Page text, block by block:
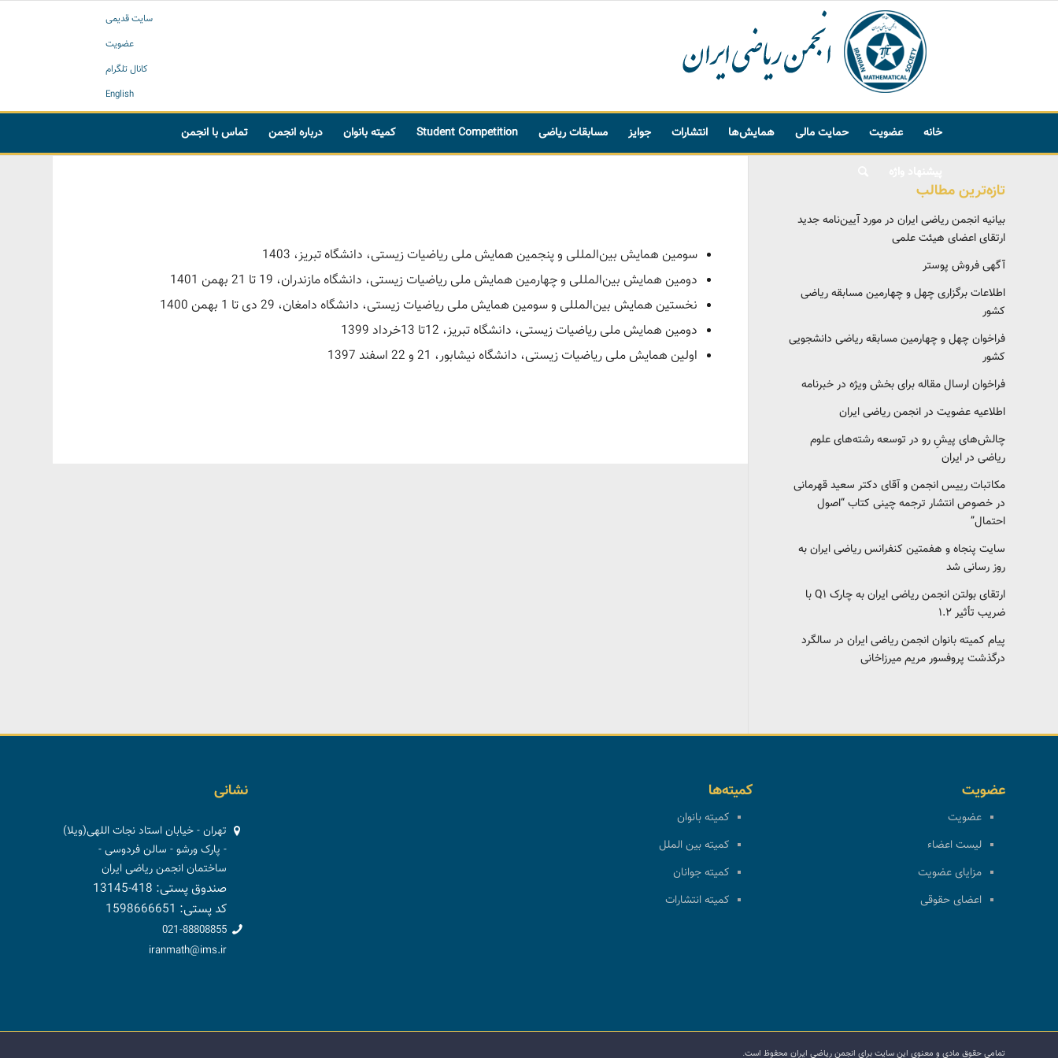
سایت قدیمی
عضویت
کانال تلگرام
English
خانه عضویت حمایت مالی همایش‌ها انتشارات جوایز مسابقات ریاضی Student Competition کمیته بانوان درباره انجمن تماس با انجمن
سومین همایش بین‌المللی و پنجمین همایش ملی ریاضیات زیستی، دانشگاه تبریز، 1403
دومین همایش بین‌المللی و چهارمین همایش ملی ریاضیات زیستی، دانشگاه مازندران، 19 تا 21 بهمن 1401
نخستین همایش بین‌المللی و سومین همایش ملی ریاضیات زیستی، دانشگاه دامغان، 29 دی‌ تا 1 بهمن 1400
دومین همایش ملی ریاضیات زیستی، دانشگاه تبریز، 12تا 13خرداد 1399
اولین همایش ملی ریاضیات زیستی، دانشگاه نیشابور، 21 و 22 اسفند 1397
تازه‌ترین مطالب
بیانیه انجمن ریاضی ایران در مورد آیین‌نامه جدید
ارتقای اعضای هیئت علمی
آگهی فروش پوستر
اطلاعات برگزاری چهل و چهارمین مسابقه ریاضی
کشور
فراخوان چهل و چهارمین مسابقه ریاضی دانشجویی
کشور‎‎
فراخوان ارسال مقاله برای بخش ویژه در خبرنامه
اطلاعیه عضویت در انجمن ریاضی ایران
چالش‌های پیشِ رو در توسعه رشته‌های علوم
ریاضی در ایران
مکاتبات رییس انجمن و آقای دکتر سعید قهرمانی
در خصوص انتشار ترجمه چینی کتاب “اصول
احتمال”
سایت پنجاه و هفمتین کنفرانس ریاضی ایران به
روز رسانی شد
ارتقای بولتن انجمن ریاضی ایران به چارک Q1 با
ضریب تأثیر ۱.۲
پیام کمیته بانوان انجمن ریاضی ایران در سالگرد
درگذشت پروفسور مریم میرزاخانی
عضویت
عضویت
لیست اعضاء
مزایای عضویت
اعضای حقوقی
کمیته‌ها
کمیته بانوان
کمیته بین الملل
کمیته جوانان
کمیته انتشارات
نشانی
تهران - خیابان استاد نجات اللهی(ویلا)
- پارک ورشو - سالن فردوسی -
ساختمان انجمن ریاضی ایران
صندوق پستی: 418-13145
کد پستی: 1598666651
021-88808855
iranmath@ims.ir
تمامی حقوق مادی و معنوی این سایت برای انجمن ریاضی ایران محفوظ است.